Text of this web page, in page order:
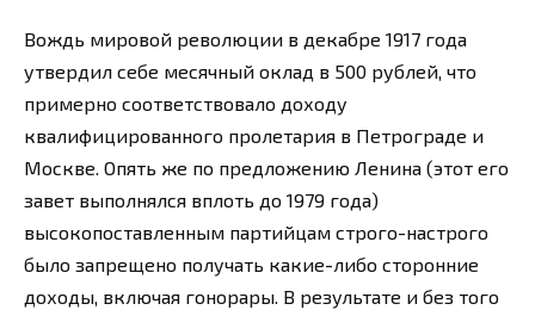
Вождь мировой революции в декабре 1917 года
утвердил себе месячный оклад в 500 рублей, что
примерно соответствовало доходу
квалифицированного пролетария в Петрограде и
Москве. Опять же по предложению Ленина (этот его
завет выполнялся вплоть до 1979 года)
высокопоставленным партийцам строго-настрого
было запрещено получать какие-либо сторонние
доходы, включая гонорары. В результате и без того